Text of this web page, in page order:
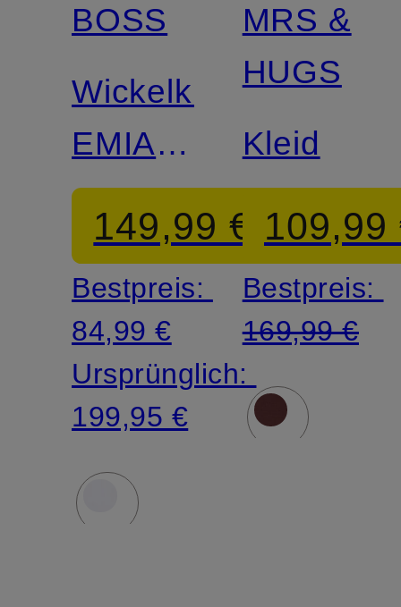
BOSS
Wickelkleid
EMIAKY
aus
Jersey
149,99 €
Bestpreis:
84,99 €
Ursprünglich:
199,95 €
Zertifiziert
MRS &
HUGS
Kleid
109,99
Bestpreis:
169,99 €